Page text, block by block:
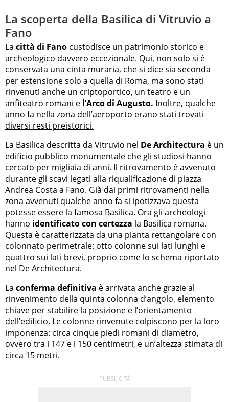
La scoperta della Basilica di Vitruvio a
Fano
La città di Fano custodisce un patrimonio storico e
archeologico davvero eccezionale. Qui, non solo si è
conservata una cinta muraria, che si dice sia seconda
per estensione solo a quella di Roma, ma sono stati
rinvenuti anche un criptoportico, un teatro e un
anfiteatro romani e l’Arco di Augusto. Inoltre, qualche
anno fa nella zona dell’aeroporto erano stati trovati
diversi resti preistorici.
La Basilica descritta da Vitruvio nel De Architectura è un
edificio pubblico monumentale che gli studiosi hanno
cercato per migliaia di anni. Il ritrovamento è avvenuto
durante gli scavi legati alla riqualificazione di piazza
Andrea Costa a Fano. Già dai primi ritrovamenti nella
zona avvenuti qualche anno fa si ipotizzava questa
potesse essere la famosa Basilica. Ora gli archeologi
hanno identificato con certezza la Basilica romana.
Questa è caratterizzata da una pianta rettangolare con
colonnato perimetrale: otto colonne sui lati lunghi e
quattro sui lati brevi, proprio come lo schema riportato
nel De Architectura.
La conferma definitiva è arrivata anche grazie al
rinvenimento della quinta colonna d’angolo, elemento
chiave per stabilire la posizione e l’orientamento
dell’edificio. Le colonne rinvenute colpiscono per la loro
imponenza: circa cinque piedi romani di diametro,
ovvero tra i 147 e i 150 centimetri, e un’altezza stimata di
circa 15 metri.